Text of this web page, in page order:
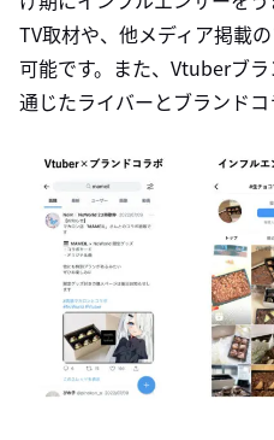
TV取材や、他メディア掲載
可能です。また、Vtuberブ
通じたライバーとブランドコ